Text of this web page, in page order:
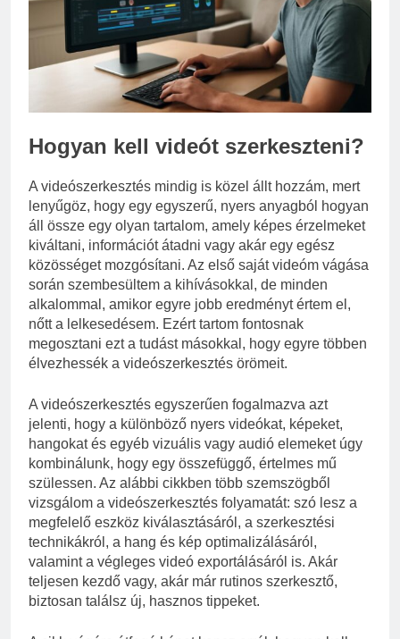
3 Nap Ezelőtt
Hogyan kell videót szerkeszteni?
A videószerkesztés mindig is közel állt hozzám, mert
lenyűgöz, hogy egy egyszerű, nyers anyagból hogyan
áll össze egy olyan tartalom, amely képes érzelmeket
kiváltani, információt átadni vagy akár egy egész
közösséget mozgósítani. Az első saját videóm vágása
során szembesültem a kihívásokkal, de minden
alkalommal, amikor egyre jobb eredményt értem el,
nőtt a lelkesedésem. Ezért tartom fontosnak
megosztani ezt a tudást másokkal, hogy egyre többen
élvezhessék a videószerkesztés örömeit.
A videószerkesztés egyszerűen fogalmazva azt
jelenti, hogy a különböző nyers videókat, képeket,
hangokat és egyéb vizuális vagy audió elemeket úgy
kombinálunk, hogy egy összefüggő, értelmes mű
szülessen. Az alábbi cikkben több szemszögből
vizsgálom a videószerkesztés folyamatát: szó lesz a
megfelelő eszköz kiválasztásáról, a szerkesztési
technikákról, a hang és kép optimalizálásáról,
valamint a végleges videó exportálásáról is. Akár
teljesen kezdő vagy, akár már rutinos szerkesztő,
biztosan találsz új, hasznos tippeket.